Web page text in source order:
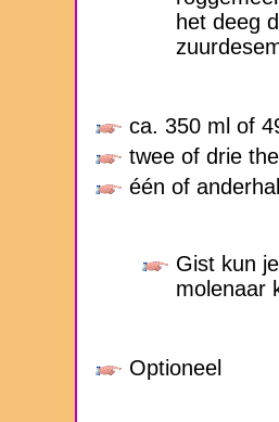
het deeg
ca. 350 ml of
twee of drie
één of
Gist kun
molenaar
Optioneel